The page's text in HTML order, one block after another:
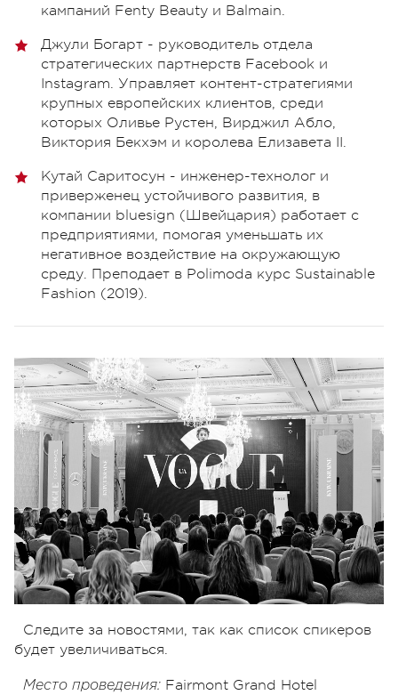
кампаний Fenty Beauty и Balmain.
Джули Богарт - руководитель отдела
стратегических партнерств Facebook и
Instagram. Управляет контент-стратегиями
крупных европейских клиентов, среди
которых Оливье Рустен, Вирджил Абло,
Виктория Бекхэм и королева Елизавета II.
Кутай Саритосун - инженер-технолог и
приверженец устойчивого развития, в
компании bluesign (Швейцария) работает с
предприятиями, помогая уменьшать их
негативное воздействие на окружающую
среду. Преподает в Polimoda курс Sustainable
Fashion (2019).
Следите за новостями, так как список спикеров
будет увеличиваться.
Место проведения: Fairmont Grand Hotel